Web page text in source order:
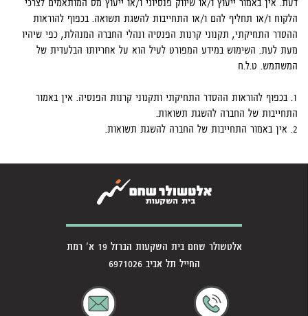
דעת. אין באמור ייעוץ ו/או שיווק פנסיוני ו/או ייעוץ מס המותאמים לצרכי
הלקוח ו/או תחליף להם ו/או התחייבות להשגת תשואה. בכפוף להוראות
ההסדר התחיקתי, תקנוני קרנות הפנסיה ונהלי החברה המנהלת, כפי שיהיו
מעת לעת. השימוש במידע המפורט לעיל הוא על אחריותו הבלעדית של
המשתמש. ט.ל.ח
1. בכפוף להוראות ההסדר התחיקתי ותקנוני קרנות הפנסיה. אין באמור
התחייבות של החברה להשגת תשואות.
2. אין באמור התחייבות של החברה להשגת תשואות.
אלטשולר שחם בית השקעות הברזל 19 א' רמת
החייל תל אביב 6971026